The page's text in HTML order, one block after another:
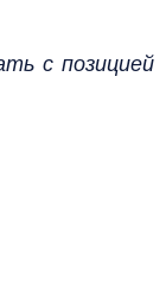
с позицией